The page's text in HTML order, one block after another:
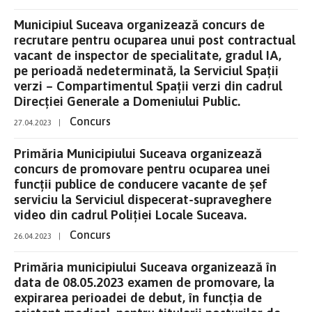
Municipiul Suceava organizează concurs de
recrutare pentru ocuparea unui post contractual
vacant de inspector de specialitate, gradul IA,
pe perioadă nedeterminată, la Serviciul Spații
verzi – Compartimentul Spații verzi din cadrul
Direcției Generale a Domeniului Public.
27.04.2023 Concurs
Primăria Municipiului Suceava organizează
concurs de promovare pentru ocuparea unei
funcții publice de conducere vacante de șef
serviciu la Serviciul dispecerat-supraveghere
video din cadrul Poliției Locale Suceava.
26.04.2023 Concurs
Primăria municipiului Suceava organizează în
data de 08.05.2023 examen de promovare, la
expirarea perioadei de debut, în funcția de